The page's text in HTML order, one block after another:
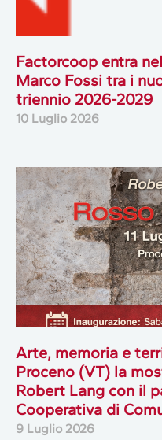
Factorcoop entra
Marco Fossi tra i
triennio 2026-2029
10 Luglio 2026
Arte, memoria e
Proceno (VT) la
Robert Lang con il
Cooperativa di
9 Luglio 2026